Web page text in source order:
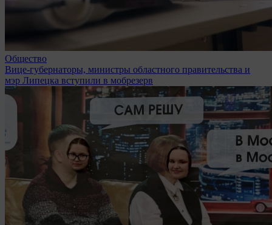
Общество
Вице-губернаторы, министры областного правительства и
мэр Липецка вступили в мобрезерв